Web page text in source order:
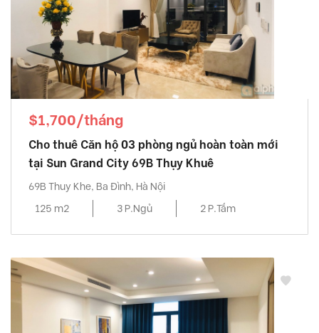
$1,700/tháng
Cho thuê Căn hộ 03 phòng ngủ hoàn toàn mới
tại Sun Grand City 69B Thụy Khuê
69B Thuy Khe, Ba Đình, Hà Nội
125 m2
3 P.Ngủ 2 P.Tắm